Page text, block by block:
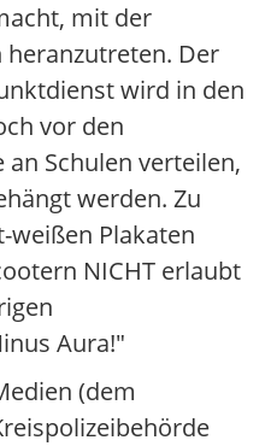
mit der
heranzutreten. Der
wird in den
vor den
Schulen verteilen,
werden. Zu
weißen Plakaten
NICHT erlaubt
Aura!"
(dem